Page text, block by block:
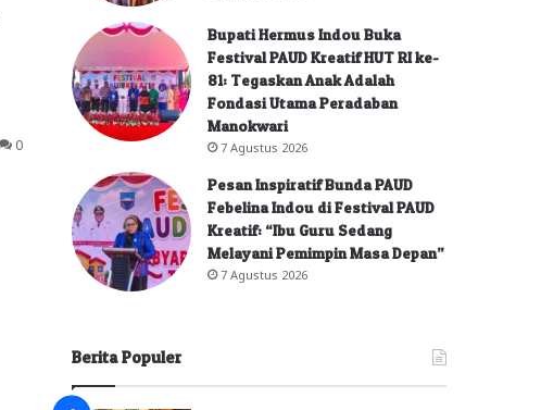
0
Bupati Hermus Indou Buka
Festival PAUD Kreatif HUT RI ke-
81: Tegaskan Anak Adalah
Fondasi Utama Peradaban
Manokwari
7 Agustus 2026
Pesan Inspiratif Bunda PAUD
Febelina Indou di Festival PAUD
Kreatif: “Ibu Guru Sedang
Melayani Pemimpin Masa Depan”
7 Agustus 2026
Berita Populer